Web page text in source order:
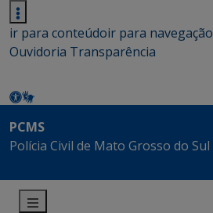
ir para conteúdoir para navegação
Ouvidoria Transparência
PCMS
Polícia Civil de Mato Grosso do Sul